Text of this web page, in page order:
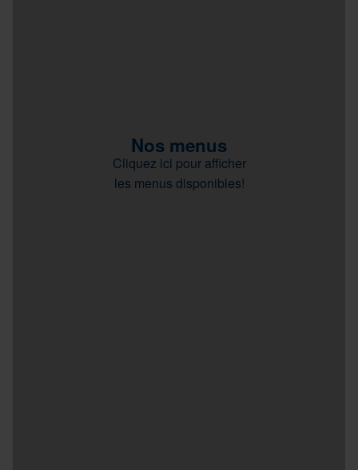
Nos menus
Cliquez ici pour afficher
les menus disponibles!